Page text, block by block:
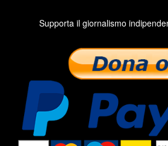
Supporta il giornalismo